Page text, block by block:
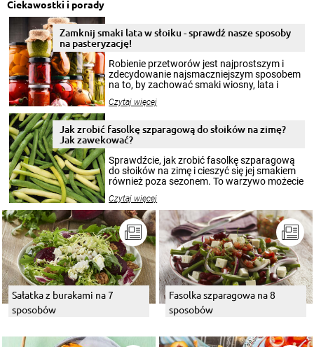
Ciekawostki i porady
Zamknij smaki lata w słoiku - sprawdź nasze sposoby
na pasteryzację!
Robienie przetworów jest najprostszym i
zdecydowanie najsmaczniejszym sposobem
na to, by zachować smaki wiosny, lata i
krajobrazów, by cieszyć nimi oko w sezonie
pełni poczuć atmosferę cieplejszych
miesięcy. Przygotowanie słoików ze
patenty, które pozwolą zachować świeżość
przetworów.
Czytaj więcej
Jak zrobić fasolkę szparagową do słoików na zimę?
Jak zawekować?
Sprawdźcie, jak zrobić fasolkę szparagową
do słoików na zimę i cieszyć się jej smakiem
również poza sezonem. To warzywo możecie
nasze propozycje!
Czytaj więcej
Sałatka z burakami na 7
sposobów
Fasolka szparagowa na 8
sposobów